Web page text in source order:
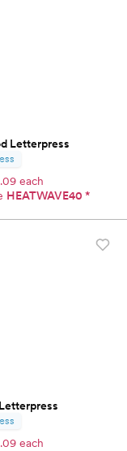
Letterpress
each
HEATWAVE40 *
each